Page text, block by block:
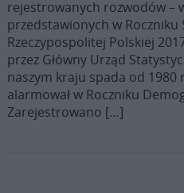
rejestrowanych rozwodów –
przedstawionych w Roczniku
Rzeczypospolitej Polskiej
przez Główny Urząd
naszym kraju spada od 1980
alarmował w Roczniku
Zarejestrowano […]